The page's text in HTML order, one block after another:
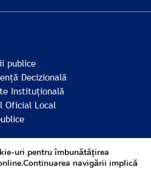
publice
Decizională
Instituțională
Oficial Local
uri pentru îmbunătățirea
navigării implică